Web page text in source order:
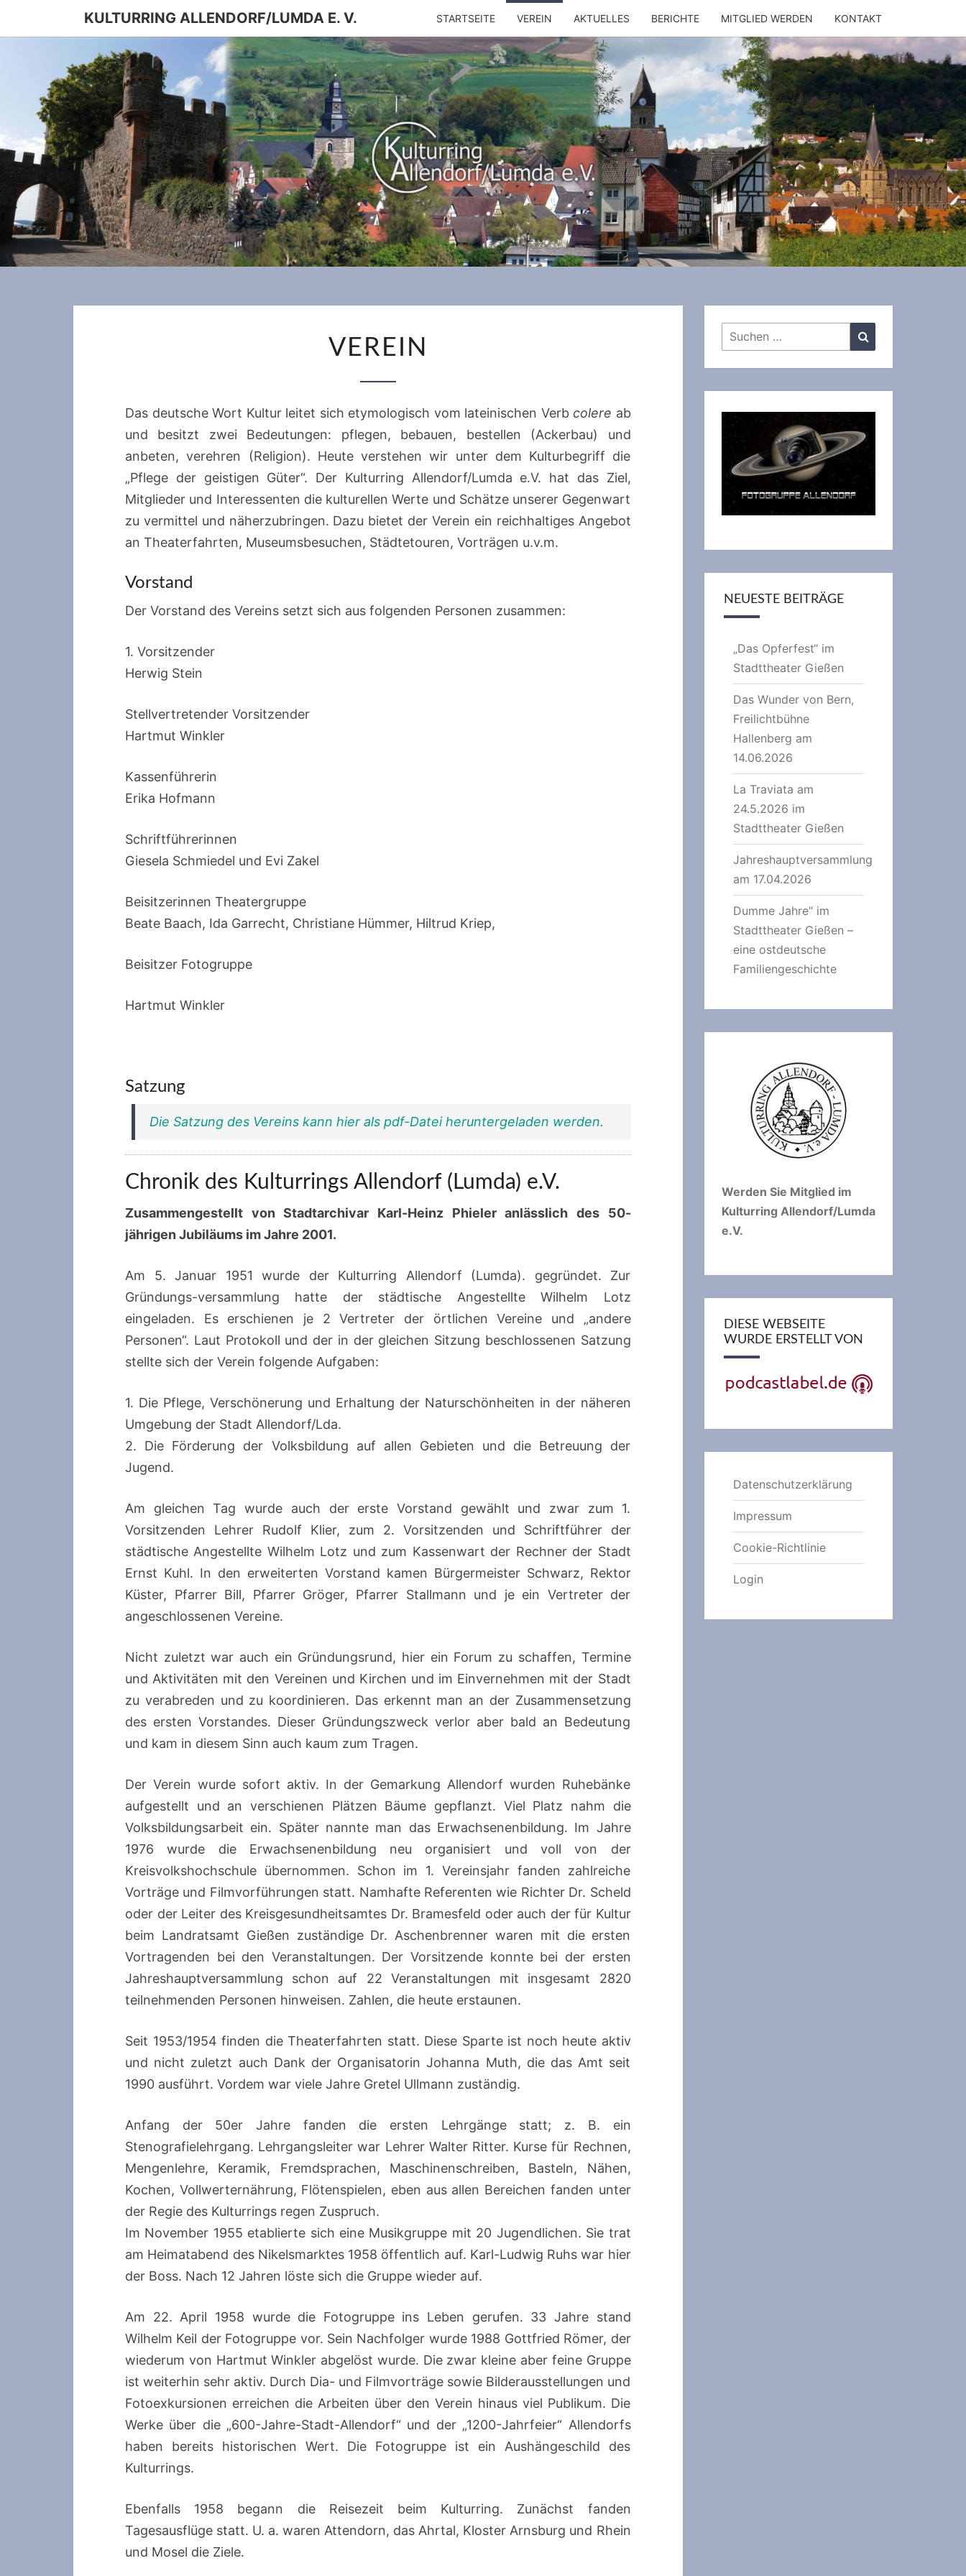
KULTURRING ALLENDORF/LUMDA E. V. STARTSEITE VEREIN AKTUELLES BERICHTE MITGLIED WERDEN KONTAKT
KULTURRING
ALLENDORF/
VEREIN
Das deutsche Wort Kultur leitet sich etymologisch vom lateinischen Verb colere ab
und besitzt zwei Bedeutungen: pflegen, bebauen, bestellen (Ackerbau) und
anbeten, verehren (Religion). Heute verstehen wir unter dem Kulturbegriff die
„Pflege der geistigen Güter“. Der Kulturring Allendorf/Lumda e.V. hat das Ziel,
Mitglieder und Interessenten die kulturellen Werte und Schätze unserer Gegenwart
zu vermittel und näherzubringen. Dazu bietet der Verein ein reichhaltiges Angebot
an Theaterfahrten, Museumsbesuchen, Städtetouren, Vorträgen u.v.m.
Vorstand
Der Vorstand des Vereins setzt sich aus folgenden Personen zusammen:
1. Vorsitzender
Herwig Stein
Stellvertretender Vorsitzender
Hartmut Winkler
Kassenführerin
Erika Hofmann
Schriftführerinnen
Giesela Schmiedel und Evi Zakel
Beisitzerinnen Theatergruppe
Beate Baach, Ida Garrecht, Christiane Hümmer, Hiltrud Kriep,
Beisitzer Fotogruppe
Hartmut Winkler
Satzung
Die Satzung des Vereins kann hier als pdf-Datei heruntergeladen werden.
Chronik des Kulturrings Allendorf (Lumda) e.V.
Zusammengestellt von Stadtarchivar Karl-Heinz Phieler anlässlich des 50-
jährigen Jubiläums im Jahre 2001.
Am 5. Januar 1951 wurde der Kulturring Allendorf (Lumda). gegründet. Zur
Gründungs-versammlung hatte der städtische Angestellte Wilhelm Lotz
eingeladen. Es erschienen je 2 Vertreter der örtlichen Vereine und „andere
Personen“. Laut Protokoll und der in der gleichen Sitzung beschlossenen Satzung
stellte sich der Verein folgende Aufgaben:
1. Die Pflege, Verschönerung und Erhaltung der Naturschönheiten in der näheren
Umgebung der Stadt Allendorf/Lda.
2. Die Förderung der Volksbildung auf allen Gebieten und die Betreuung der
Jugend.
Am gleichen Tag wurde auch der erste Vorstand gewählt und zwar zum 1.
Vorsitzenden Lehrer Rudolf Klier, zum 2. Vorsitzenden und Schriftführer der
städtische Angestellte Wilhelm Lotz und zum Kassenwart der Rechner der Stadt
Ernst Kuhl. In den erweiterten Vorstand kamen Bürgermeister Schwarz, Rektor
Küster, Pfarrer Bill, Pfarrer Gröger, Pfarrer Stallmann und je ein Vertreter der
angeschlossenen Vereine.
Nicht zuletzt war auch ein Gründungsrund, hier ein Forum zu schaffen, Termine
und Aktivitäten mit den Vereinen und Kirchen und im Einvernehmen mit der Stadt
zu verabreden und zu koordinieren. Das erkennt man an der Zusammensetzung
des ersten Vorstandes. Dieser Gründungszweck verlor aber bald an Bedeutung
und kam in diesem Sinn auch kaum zum Tragen.
Der Verein wurde sofort aktiv. In der Gemarkung Allendorf wurden Ruhebänke
aufgestellt und an verschienen Plätzen Bäume gepflanzt. Viel Platz nahm die
Volksbildungsarbeit ein. Später nannte man das Erwachsenenbildung. Im Jahre
1976 wurde die Erwachsenenbildung neu organisiert und voll von der
Kreisvolkshochschule übernommen. Schon im 1. Vereinsjahr fanden zahlreiche
Vorträge und Filmvorführungen statt. Namhafte Referenten wie Richter Dr. Scheld
oder der Leiter des Kreisgesundheitsamtes Dr. Bramesfeld oder auch der für Kultur
beim Landratsamt Gießen zuständige Dr. Aschenbrenner waren mit die ersten
Vortragenden bei den Veranstaltungen. Der Vorsitzende konnte bei der ersten
Jahreshauptversammlung schon auf 22 Veranstaltungen mit insgesamt 2820
teilnehmenden Personen hinweisen. Zahlen, die heute erstaunen.
Seit 1953/1954 finden die Theaterfahrten statt. Diese Sparte ist noch heute aktiv
und nicht zuletzt auch Dank der Organisatorin Johanna Muth, die das Amt seit
1990 ausführt. Vordem war viele Jahre Gretel Ullmann zuständig.
Anfang der 50er Jahre fanden die ersten Lehrgänge statt; z. B. ein
Stenografielehrgang. Lehrgangsleiter war Lehrer Walter Ritter. Kurse für Rechnen,
Mengenlehre, Keramik, Fremdsprachen, Maschinenschreiben, Basteln, Nähen,
Kochen, Vollwerternährung, Flötenspielen, eben aus allen Bereichen fanden unter
der Regie des Kulturrings regen Zuspruch.
Im November 1955 etablierte sich eine Musikgruppe mit 20 Jugendlichen. Sie trat
am Heimatabend des Nikelsmarktes 1958 öffentlich auf. Karl-Ludwig Ruhs war hier
der Boss. Nach 12 Jahren löste sich die Gruppe wieder auf.
Am 22. April 1958 wurde die Fotogruppe ins Leben gerufen. 33 Jahre stand
Wilhelm Keil der Fotogruppe vor. Sein Nachfolger wurde 1988 Gottfried Römer, der
wiederum von Hartmut Winkler abgelöst wurde. Die zwar kleine aber feine Gruppe
ist weiterhin sehr aktiv. Durch Dia- und Filmvorträge sowie Bilderausstellungen und
Fotoexkursionen erreichen die Arbeiten über den Verein hinaus viel Publikum. Die
Werke über die „600-Jahre-Stadt-Allendorf“ und der „1200-Jahrfeier“ Allendorfs
haben bereits historischen Wert. Die Fotogruppe ist ein Aushängeschild des
Kulturrings.
Ebenfalls 1958 begann die Reisezeit beim Kulturring. Zunächst fanden
Tagesausflüge statt. U. a. waren Attendorn, das Ahrtal, Kloster Arnsburg und Rhein
und Mosel die Ziele.
Suchen
nach:
NEUESTE BEITRÄGE
„Das Opferfest“ im
Stadttheater Gießen
Das Wunder von Bern,
Freilichtbühne
Hallenberg am
14.06.2026
La Traviata am
24.5.2026 im
Stadttheater Gießen
Jahreshauptversammlung
am 17.04.2026
Dumme Jahre“ im
Stadttheater Gießen –
eine ostdeutsche
Familiengeschichte
Werden Sie Mitglied im
Kulturring Allendorf/Lumda
e.V.
DIESE WEBSEITE
WURDE ERSTELLT VON
Datenschutzerklärung
Impressum
Cookie-Richtlinie
Login